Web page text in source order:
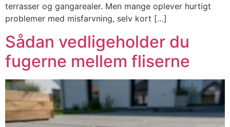
terrasser og gangarealer. Men mange oplever hurtigt
problemer med misfarvning, selv kort […]
Sådan vedligeholder du
fugerne mellem fliserne